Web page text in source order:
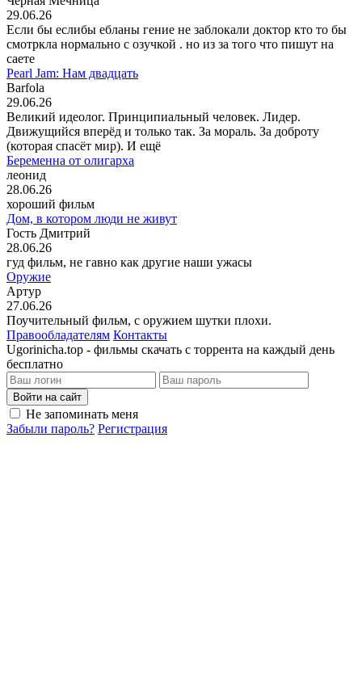
29.06.26
Если бы еслибы ебланы гение не заблокали доктор кто то бы
смотркла нормально с озучкой . но из за того что пишут на
саете
Pearl Jam: Нам двадцать
Barfola
29.06.26
Великий идеолог. Принципиальный человек. Лидер.
Движущийся вперёд и только так. За мораль. За доброту
(которая спасёт мир). И ещё
Беременна от олигарха
леонид
28.06.26
хороший фильм
Дом, в котором люди не живут
Гость Дмитрий
28.06.26
гуд фильм, не гавно как другие наши ужасы
Оружие
Артур
27.06.26
Поучительный фильм, с оружием шутки плохи.
Правообладателям Контакты
Ugorinicha.top - фильмы скачать с торрента на каждый день
бесплатно
Войти на сайт
Не запоминать меня
Забыли пароль? Регистрация